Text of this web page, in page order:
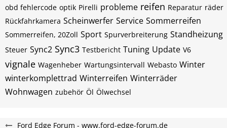
obd fehlercode optik Pirelli probleme reifen Reparatur räder
Rückfahrkamera Scheinwerfer Service Sommerreifen
Sommerreifen, 20Zoll Sport Spurverbreiterung Standheizung
Steuer Sync2 Sync3 Testbericht Tuning Update V6
vignale Wagenheber Wartungsintervall Webasto Winter
winterkomplettrad Winterreifen Winterräder
Wohnwagen zubehör Öl Ölwechsel
Ford Edge Forum - www.ford-edge-forum.de